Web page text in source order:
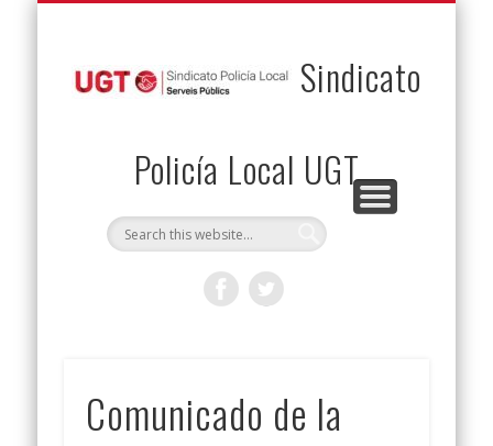
Sindicato
Policía Local UGT
Comunicado de la